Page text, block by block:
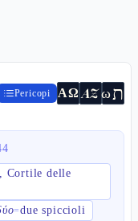
Pericopi ΑΩ AZωת
Cortile delle
=due spiccioli